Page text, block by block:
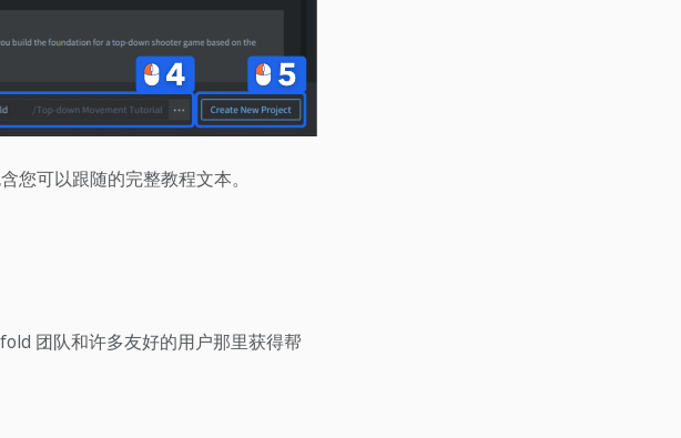
您可以跟随的完整教程文本。
团队和许多友好的用户那里获得帮